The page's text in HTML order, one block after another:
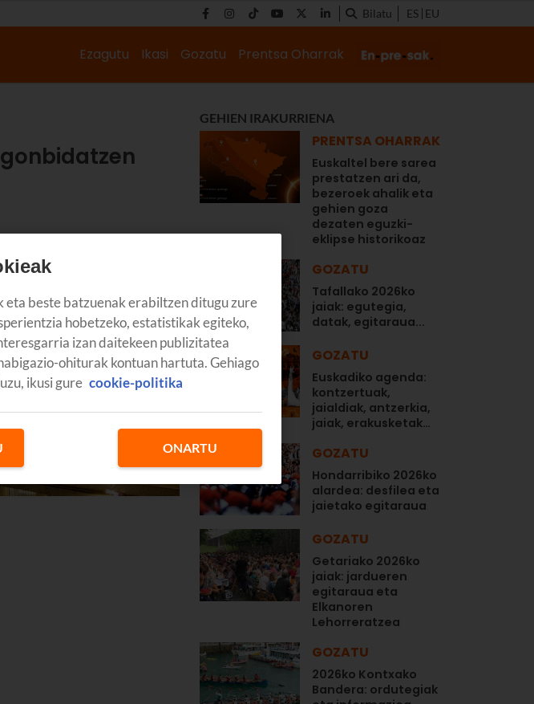
Bilatu ES EU
Ezagutu Ikasi Gozatu Prentsa Oharrak
GEHIEN IRAKURRIENA
PRENTSA OHARRAK
Euskaltel bere sarea
prestatzen ari da,
bezeroek ahalik eta
gehien goza
dezaten eguzki-
eklipse historikoaz
GOZATU
Tafallako 2026ko
jaiak: egutegia,
datak, egitaraua...
GOZATU
Euskadiko agenda:
kontzertuak,
jaialdiak, antzerkia,
jaiak, erakusketak…
GOZATU
Hondarribiko 2026ko
alardea: desfilea eta
jaietako egitaraua
GOZATU
Getariako 2026ko
jaiak: jardueren
egitaraua eta
Elkanoren
Lehorreratzea
GOZATU
2026ko Kontxako
Bandera: ordutegiak
eta beste batzuenak erabiltzen ditugu zure
hobetzeko, estatistikak egiteko,
izan daitekeen publizitatea
ohiturak kontuan hartuta. Gehiago
ikusi gure cookie-politika
ONARTU